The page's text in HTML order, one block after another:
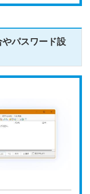
パスワード設